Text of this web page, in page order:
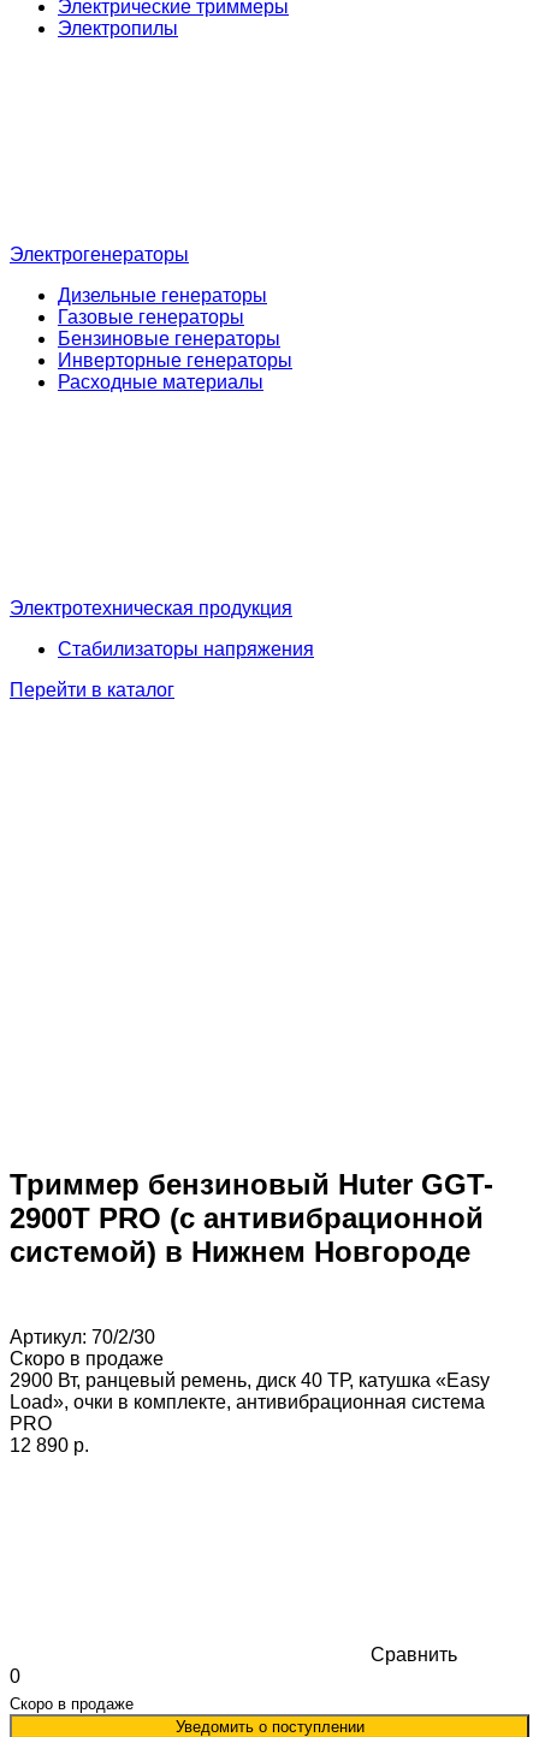
Электрические триммеры
Электропилы
Электрогенераторы
Дизельные генераторы
Газовые генераторы
Бензиновые генераторы
Инверторные генераторы
Расходные материалы
Электротехническая продукция
Стабилизаторы напряжения
Перейти в каталог
Триммер бензиновый Huter GGT-
2900T PRO (с антивибрационной
системой) в Нижнем Новгороде
Артикул: 70/2/30
Скоро в продаже
2900 Вт, ранцевый ремень, диск 40 ТР, катушка «Easy
Load», очки в комплекте, антивибрационная система
PRO
12 890 p.
Сравнить
0
Скоро в продаже
Уведомить о поступлении